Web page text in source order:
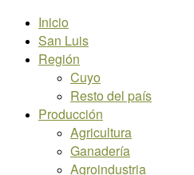
Inicio
San Luis
Región
Cuyo
Resto del país
Producción
Agricultura
Ganadería
Agroindustria